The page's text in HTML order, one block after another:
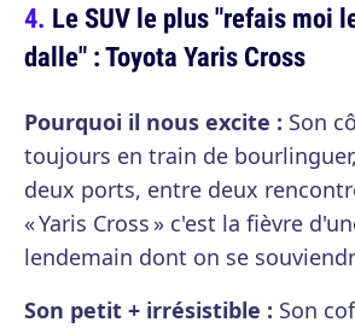
Le SUV le plus "refais moi
dalle" : Toyota Yaris Cross
Pourquoi il nous excite : Son
toujours en train de
deux ports, entre deux
« Yaris Cross » c'est la fièvre
lendemain dont on se
Son petit + irrésistible : Son